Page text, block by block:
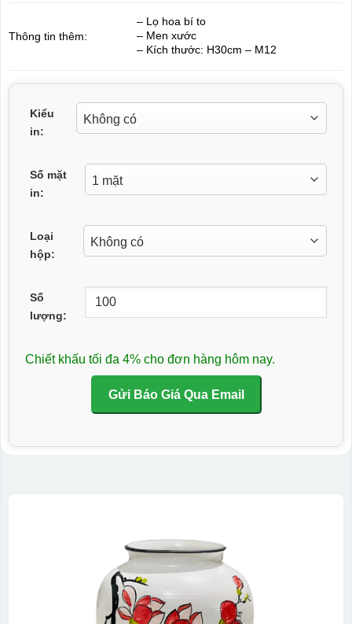
Thông tin thêm:
– Lọ hoa bí to
– Men xước
– Kích thước: H30cm – M12
Kiểu
in:
Số mặt
in:
Loại
hộp:
Số
lượng:
Chiết khấu tối đa 4% cho đơn hàng hôm nay.
Gửi Báo Giá Qua Email